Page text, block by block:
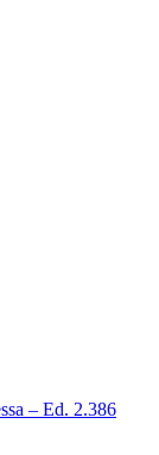
– Ed. 2.386